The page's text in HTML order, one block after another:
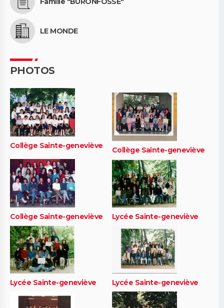
LE MONDE
PHOTOS
Collège Sainte-geneviève Collège Sainte-geneviève
Collège Sainte-geneviève Lycée Sainte-geneviève
Lycée Sainte-geneviève Lycée Sainte-geneviève